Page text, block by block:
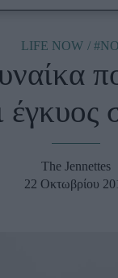
LIFE NOW
έγκυος
The Jennettes
22 Οκτωβρίου